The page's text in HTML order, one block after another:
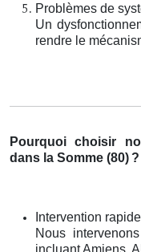
Problèmes de
Un
rendre le
Pourquoi choisir
dans la Somme (80) ?
Intervention rapide
Nous
incluant Amiens,